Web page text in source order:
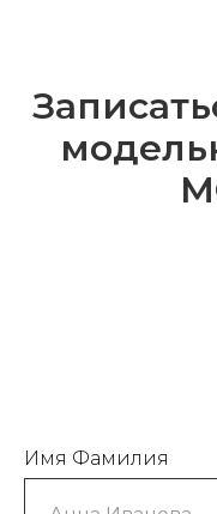
Имя Фамилия